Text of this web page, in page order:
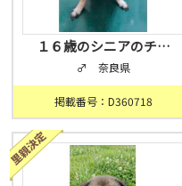
１６歳のシニアのチ…
♂ 奈良県
掲載番号：D360718